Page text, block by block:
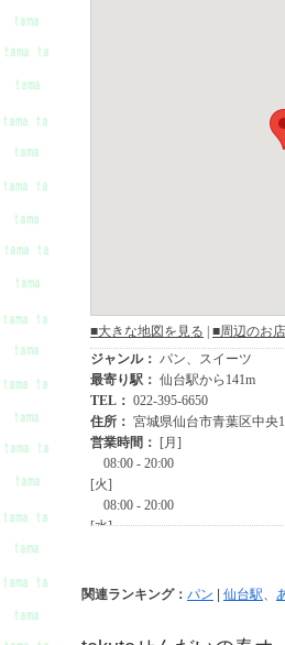
関連ランキング： パン | 仙台駅